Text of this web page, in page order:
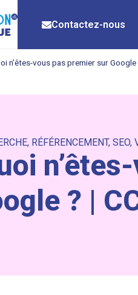
Contactez-nous
n’êtes-vous pas premier sur Google
, RÉFÉRENCEMENT, SEO,
? |